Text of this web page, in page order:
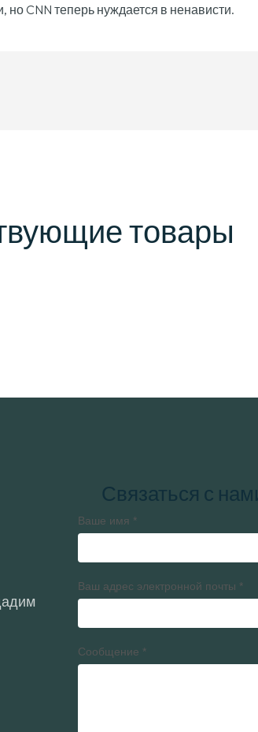
CNN теперь нуждается в ненависти.
товары
Связаться с
Ваше имя *
Ваш адрес электронной почты *
Сообщение *